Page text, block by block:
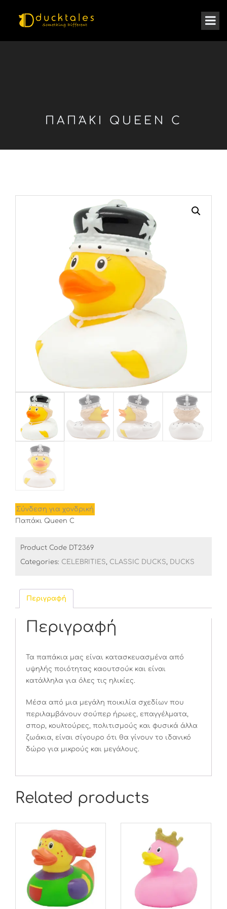
ΠΑΠΆΚΙ QUEEN C
Σύνδεση για χονδρική
Παπάκι Queen C
Product Code DT2369
Categories: CELEBRITIES, CLASSIC DUCKS, DUCKS
Περιγραφή
Περιγραφή
Τα παπάκια μας είναι κατασκευασμένα από
υψηλής ποιότητας καουτσούκ και είναι
κατάλληλα για όλες τις ηλικίες.
Μέσα από μια μεγάλη ποικιλία σχεδίων που
περιλαμβάνουν σούπερ ήρωες, επαγγέλματα,
σπορ, κουλτούρες, πολιτισμούς και φυσικά άλλα
ζωάκια, είναι σίγουρο ότι θα γίνουν το ιδανικό
δώρο για μικρούς και μεγάλους.
Related products